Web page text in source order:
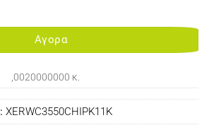
BLACK 11K (106R01531 EAST EUROPE/
Αγορα
,0020000000 κ.
XERWC3550CHIPK11K